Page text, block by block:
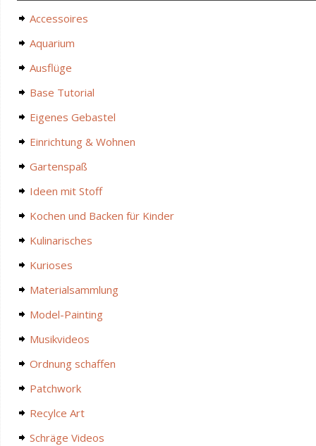
Accessoires
Aquarium
Ausflüge
Base Tutorial
Eigenes Gebastel
Einrichtung & Wohnen
Gartenspaß
Ideen mit Stoff
Kochen und Backen für Kinder
Kulinarisches
Kurioses
Materialsammlung
Model-Painting
Musikvideos
Ordnung schaffen
Patchwork
Recylce Art
Schräge Videos